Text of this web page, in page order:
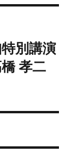
別講演
孝二